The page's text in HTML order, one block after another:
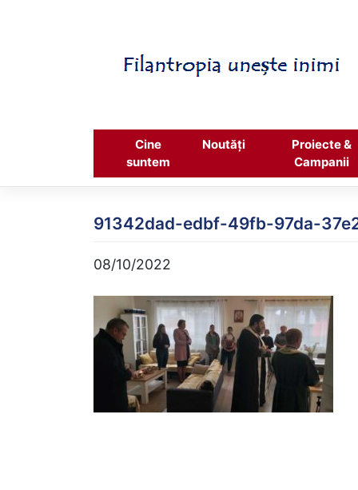
Cine
suntem
Noutăți
Proiecte &
Campanii
91342dad-edbf-49fb-97da-
08/10/2022